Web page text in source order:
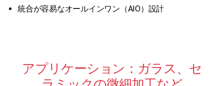
統合が容易なオールインワン（AIO）設計
アプリケーション：ガラス、セ